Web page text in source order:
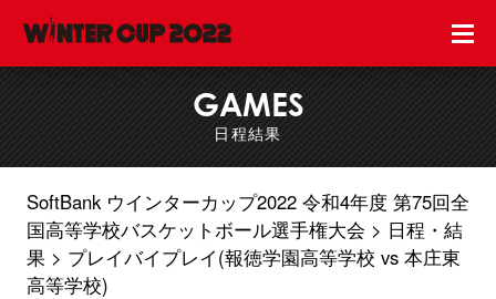
GAMES
日程結果
SoftBank ウインターカップ2022 令和4年度 第75回全
国高等学校バスケットボール選手権大会
日程・結
果
プレイバイプレイ(報徳学園高等学校 vs 本庄東
高等学校)